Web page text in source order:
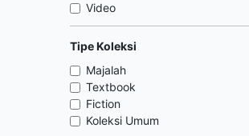
Video
Tipe Koleksi
Majalah
Textbook
Fiction
Koleksi Umum